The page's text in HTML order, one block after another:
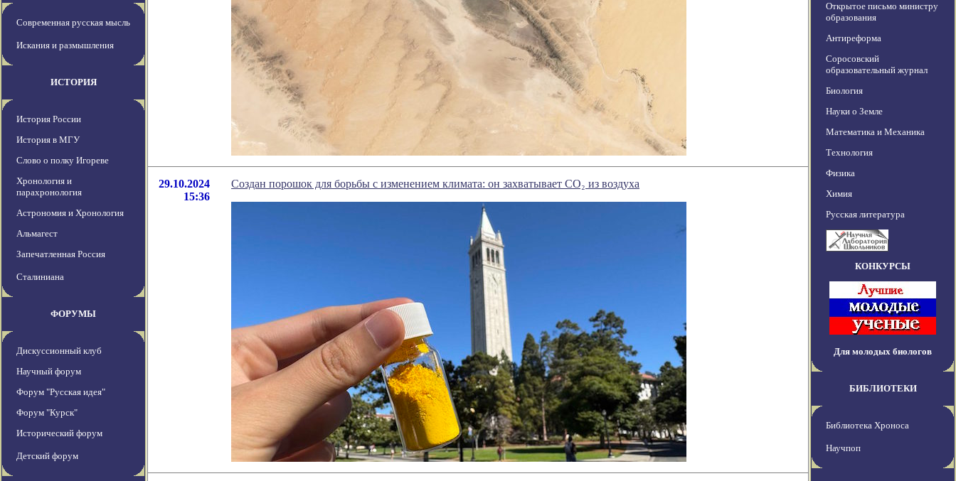
Современная русская мысль
Искания и размышления
ИСТОРИЯ
История России
История в МГУ
Слово о полку Игореве
Хронология и
парахронология
Астрономия и Хронология
Альмагест
Запечатленная Россия
Сталиниана
ФОРУМЫ
Дискуссионный клуб
Научный форум
Форум "Русская идея"
Форум "Курск"
Исторический форум
Детский форум
29.10.2024
15:36
Создан порошок для борьбы с изменением климата: он захватывает CO₂ из воздуха
Открытое письмо министру
образования
Антиреформа
Соросовский
образовательный журнал
Биология
Науки о Земле
Математика и Механика
Технология
Физика
Химия
Русская литература
КОНКУРСЫ
Для молодых биологов
БИБЛИОТЕКИ
Библиотека Хроноса
Научпоп